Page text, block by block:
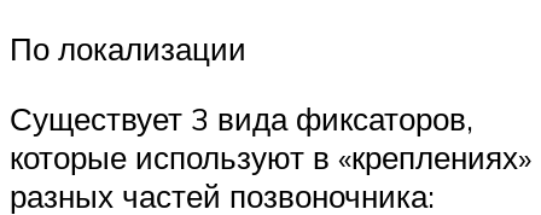
По локализации
Существует 3 вида фиксаторов,
которые используют в «креплениях»
разных частей позвоночника: